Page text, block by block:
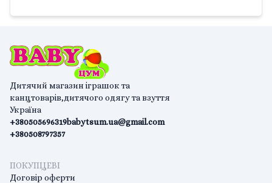
Дитячий магазин іграшок та
канцтоварів,дитячого одягу та взуття
Україна
+380505696319
+380508797357
babytsum.ua@gmail.com
ПОКУПЦЕВІ
Договір оферти